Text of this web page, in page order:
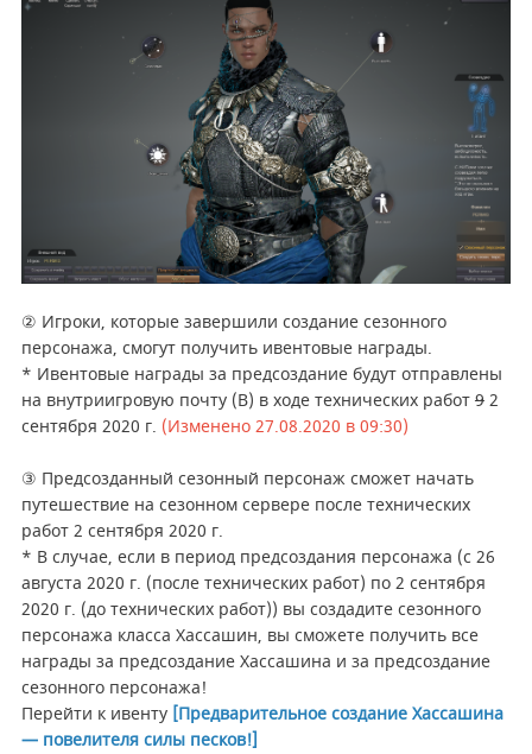
② Игроки, которые завершили создание сезонного
персонажа, смогут получить ивентовые награды.
* Ивентовые награды за предсоздание будут отправлены
на внутриигровую почту (B) в ходе технических работ92
сентября 2020 г. (Изменено 27.08.2020 в 09:30)
③ Предсозданный сезонный персонаж сможет начать
путешествие на сезонном сервере после технических
работ 2 сентября 2020 г.
* В случае, если в период предсоздания персонажа (с 26
августа 2020 г. (после технических работ) по 2 сентября
2020 г. (до технических работ)) вы создадите сезонного
персонажа класса Хассашин, вы сможете получить все
награды за предсоздание Хассашина и за предсоздание
сезонного персонажа!
Перейти к ивенту [Предварительное создание Хассашина
— повелителя силы песков!]